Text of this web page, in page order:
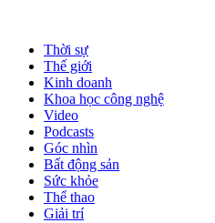
Thời sự
Thế giới
Kinh doanh
Khoa học công nghệ
Video
Podcasts
Góc nhìn
Bất động sản
Sức khỏe
Thể thao
Giải trí